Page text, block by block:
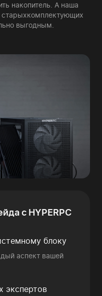
накопитель. А наша
комплектующих
выгодным.
с HYPERPC
блоку
аспект вашей
экспертов